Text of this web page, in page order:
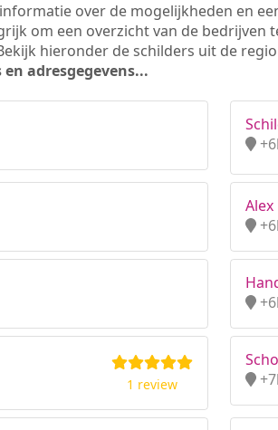
over de mogelijkheden en
om een overzicht van de bedrijven
hieronder de schilders uit de
adresgegevens...
1 review